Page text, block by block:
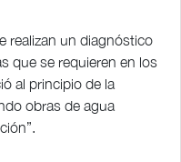
realizan un diagnóstico
que se requieren en los
al principio de la
obras de agua